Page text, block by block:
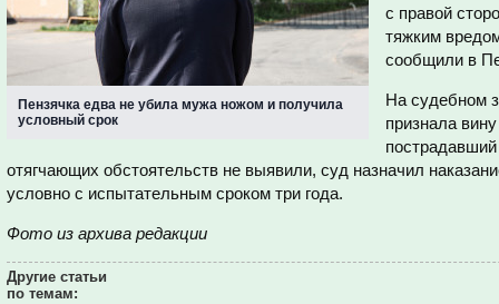
Пензячка едва не убила мужа ножом и получила
условный срок
с правой
тяжким
сообщили в
На судебном
признала
пострадавший
отягчающих обстоятельств не выявили, суд назначил
условно с испытательным сроком три года.
Фото из архива редакции
Другие статьи
по темам: